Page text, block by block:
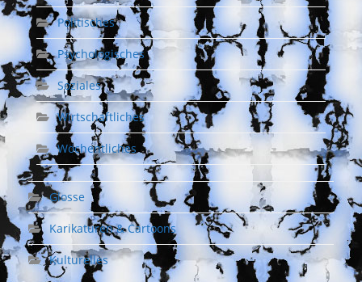
Politisches
Psychologisches
Soziales
Wirtschaftliches
Wöchentliches
Glosse
Karikaturen & Cartoons
Kulturelles